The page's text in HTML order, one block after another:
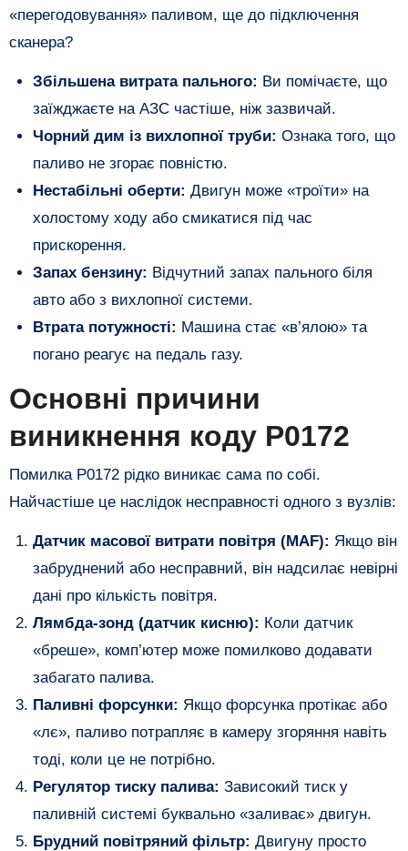
«перегодовування» паливом, ще до підключення
сканера?
Збільшена витрата пального: Ви помічаєте, що
заїжджаєте на АЗС частіше, ніж зазвичай.
Чорний дим із вихлопної труби: Ознака того, що
паливо не згорає повністю.
Нестабільні оберти: Двигун може «троїти» на
холостому ходу або смикатися під час
прискорення.
Запах бензину: Відчутний запах пального біля
авто або з вихлопної системи.
Втрата потужності: Машина стає «в’ялою» та
погано реагує на педаль газу.
​Основні причини
виникнення коду P0172
​Помилка P0172 рідко виникає сама по собі.
Найчастіше це наслідок несправності одного з вузлів:
Датчик масової витрати повітря (MAF): Якщо він
забруднений або несправний, він надсилає невірні
дані про кількість повітря.
Лямбда-зонд (датчик кисню): Коли датчик
«бреше», комп’ютер може помилково додавати
забагато палива.
Паливні форсунки: Якщо форсунка протікає або
«лє», паливо потрапляє в камеру згоряння навіть
тоді, коли це не потрібно.
Регулятор тиску палива: Зависокий тиск у
паливній системі буквально «заливає» двигун.
Брудний повітряний фільтр: Двигуну просто